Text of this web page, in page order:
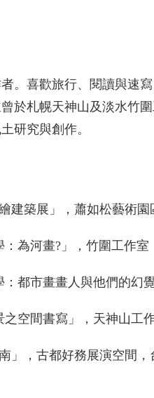
。喜歡旅行、閱讀與速
於札幌天神山及淡水竹
研究與創作。
建築展」，蕭如松藝術園
：為河畫?」，竹圍工作室
：都市畫畫人與他們的幻
之空間書寫」，天神山工
」，古都好務展演空間，